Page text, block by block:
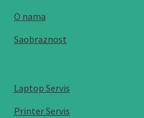
O nama
Saobraznost
Laptop Servis
Printer Servis